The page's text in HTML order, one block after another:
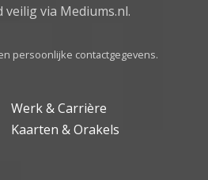
via Mediums.nl.
persoonlijke contactgegevens.
Werk & Carrière
Kaarten & Orakels